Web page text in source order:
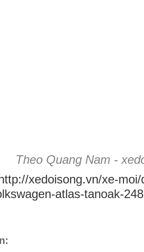
Theo Quang Nam -
xedoisong.vn/xe-moi/
atlas-tanoak-